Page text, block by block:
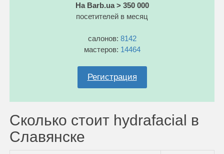
На Barb.ua > 350 000
посетителей в месяц
салонов: 8142
мастеров: 14464
Регистрация
Сколько стоит hydrafacial в
Славянске